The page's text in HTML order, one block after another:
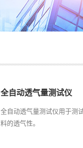
全自动透气量测试仪
全自动透气量测试仪用于测
料的透气性。